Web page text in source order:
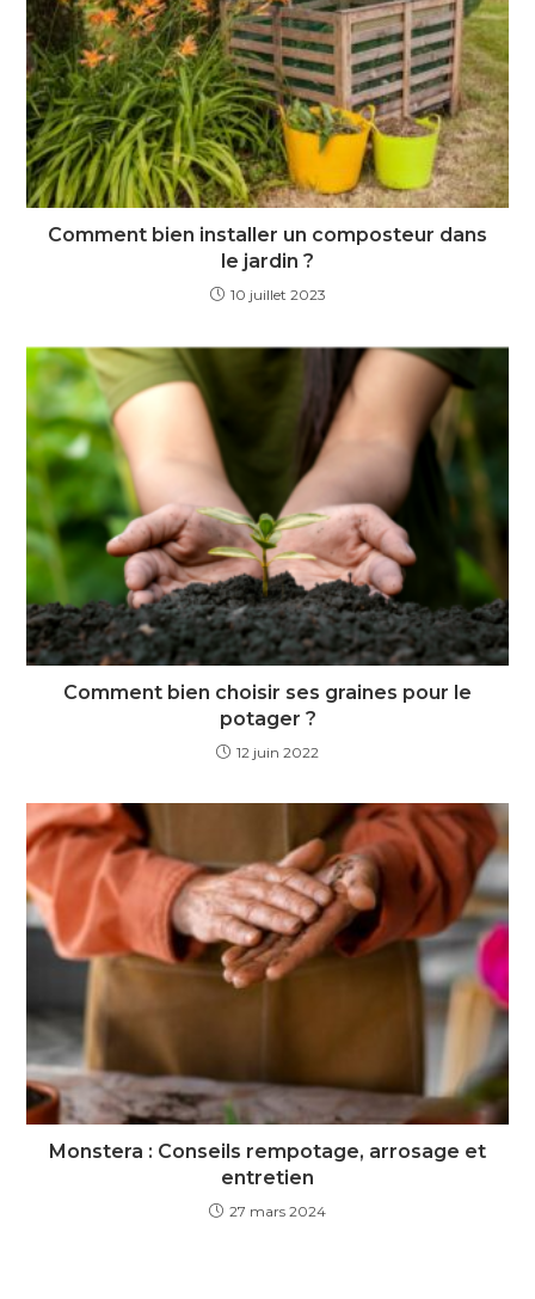
Comment bien installer un composteur dans
le jardin ?
10 juillet 2023
Comment bien choisir ses graines pour le
potager ?
12 juin 2022
Monstera : Conseils rempotage, arrosage et
entretien
27 mars 2024